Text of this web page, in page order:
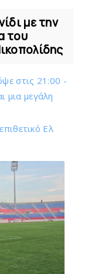
με την
του
στις 21:00 -
μια μεγάλη
Ελ